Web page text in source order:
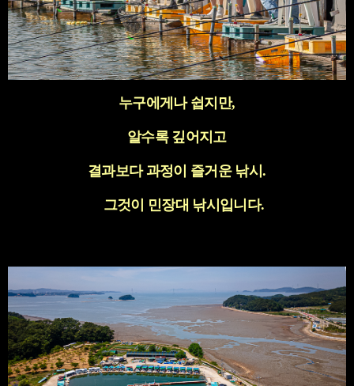
누구에게나 쉽지만,
알수록 깊어지고
결과보다 과정이 즐거운 낚시 .
그것이 민장대 낚시입니다.